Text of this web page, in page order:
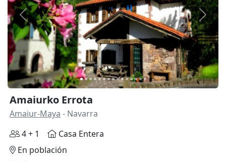
Anterior
Amaiurko Errota
Amaiur-Maya - Navarra
4 + 1
Casa Entera
En población